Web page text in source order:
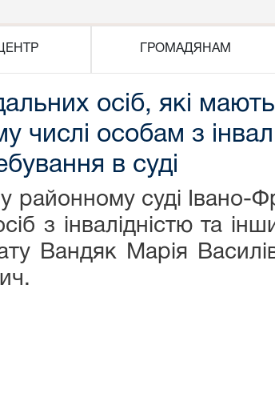
ГРОМАДЯНАМ
осіб, які
числі особам з
в суді
суді Івано-
з інвалідністю та
Вандяк Марія